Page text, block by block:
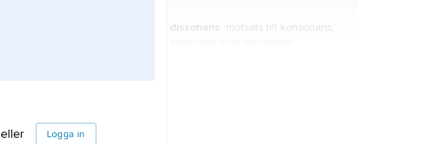
eller Logga in
dissonans , motsats till konsonans